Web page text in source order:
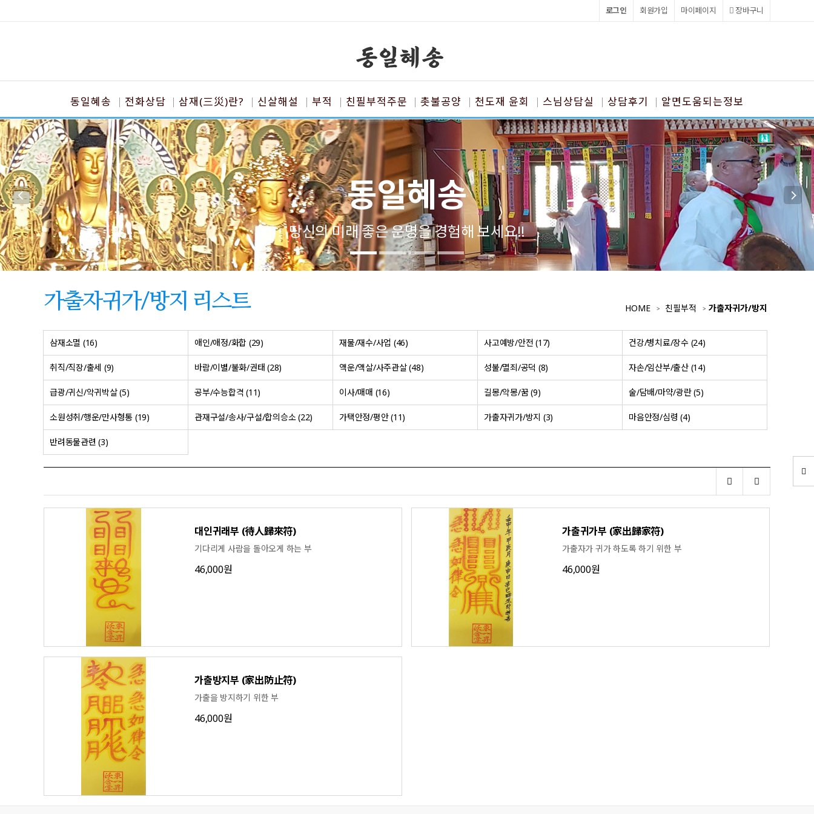
장바구니
마이페이지
회원가입
로그인
동일혜송 전화상담 삼재(三災)란? 신살해설 부적 친필부적주문 촛불공양 천도재 윤회 스님상담실 상담후기 알면도움되는정보
동일혜송
당신의 미래 좋은 운명을 경험해 보세요!!
가출자귀가/방지 리스트 HOME 친필부적 가출자귀가/방지
삼재소멸 (16) 애인/애정/화합 (29) 재물/재수/사업 (46) 사고예방/안전 (17) 건강/병치료/장수 (24)
취직/직장/출세 (9) 바람/이별/불화/권태 (28) 액운/액살/사주관살 (48) 성불/멸죄/공덕 (8) 자손/임산부/출산 (14)
급광/귀신/악귀박살 (5) 공부/수능합격 (11) 이사/매매 (16) 길몽/악몽/꿈 (9) 술/담배/마약/광란 (5)
소원성취/행운/만사형통 (19) 관재구설/송사/구설/합의승소 (22) 가택안정/평안 (11) 가출자귀가/방지 (3) 마음안정/심령 (4)
반려동물관련 (3)
대인귀래부 (待人歸來符)
기다리게 사람을 돌아오게 하는 부
46,000원
가출귀가부 (家出歸家符)
가출자가 귀가 하도록 하기 위한 부
46,000원
가출방지부 (家出防止符)
가출을 방지하기 위한 부
46,000원